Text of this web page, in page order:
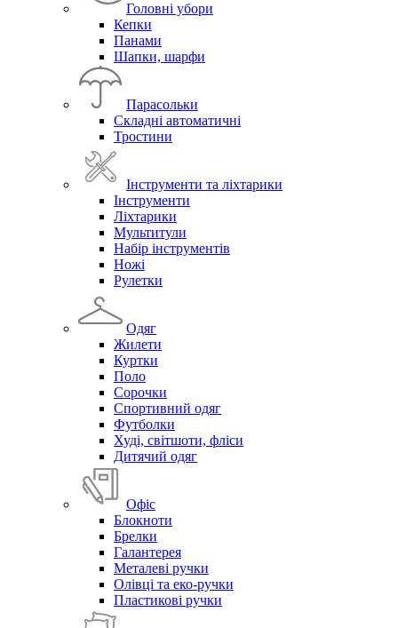
Головні убори
Кепки
Панами
Шапки, шарфи
Парасольки
Складні автоматичні
Тростини
Інструменти та ліхтарики
Інструменти
Ліхтарики
Мультитули
Набір інструментів
Ножі
Рулетки
Одяг
Жилети
Куртки
Поло
Сорочки
Спортивний одяг
Футболки
Худі, світшоти, фліси
Дитячий одяг
Офіс
Блокноти
Брелки
Галантерея
Металеві ручки
Олівці та еко-ручки
Пластикові ручки